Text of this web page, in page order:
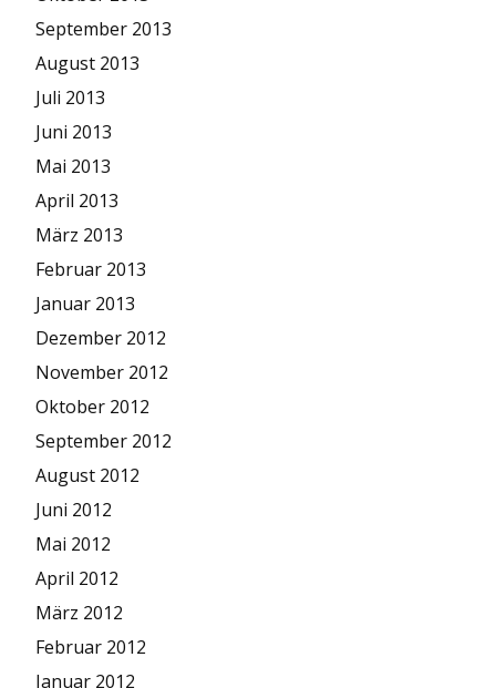
September 2013
August 2013
Juli 2013
Juni 2013
Mai 2013
April 2013
März 2013
Februar 2013
Januar 2013
Dezember 2012
November 2012
Oktober 2012
September 2012
August 2012
Juni 2012
Mai 2012
April 2012
März 2012
Februar 2012
Januar 2012